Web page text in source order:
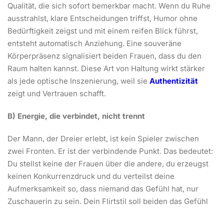
Qualität, die sich sofort bemerkbar macht. Wenn du Ruhe
ausstrahlst, klare Entscheidungen triffst, Humor ohne
Bedürftigkeit zeigst und mit einem reifen Blick führst,
entsteht automatisch Anziehung. Eine souveräne
Körperpräsenz signalisiert beiden Frauen, dass du den
Raum halten kannst. Diese Art von Haltung wirkt stärker
als jede optische Inszenierung, weil sie Authentizität
zeigt und Vertrauen schafft.
B) Energie, die verbindet, nicht trennt
Der Mann, der Dreier erlebt, ist kein Spieler zwischen
zwei Fronten. Er ist der verbindende Punkt. Das bedeutet:
Du stellst keine der Frauen über die andere, du erzeugst
keinen Konkurrenzdruck und du verteilst deine
Aufmerksamkeit so, dass niemand das Gefühl hat, nur
Zuschauerin zu sein. Dein Flirtstil soll beiden das Gefühl